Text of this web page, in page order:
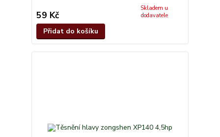
59 Kč
Skladem u
dodavatele
Přidat do košíku